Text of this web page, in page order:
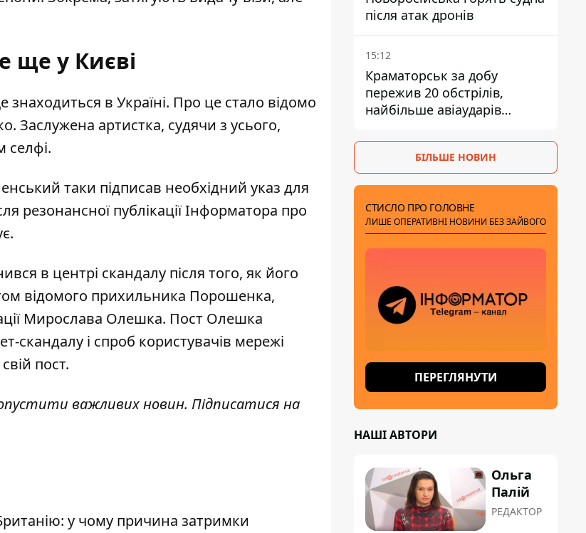
ще у Києві
знаходиться в Україні. Про це стало відомо
Заслужена артистка, судячи з усього,
селфі.
таки підписав необхідний указ для
резонансної публікації Інформатора про
.
в центрі скандалу після того, як його
відомого прихильника Порошенка,
Мирослава Олешка. Пост Олешка
скандалу і спроб користувачів мережі
пост.
важливих новин. Підписатися на
у чому причина затримки
після атак дронів
15:12
Краматорськ за добу
пережив 20 обстрілів,
найбільше авіаударів
БІЛЬШЕ НОВИН
СТИСЛО ПРО ГОЛОВНЕ
ЛИШЕ ОПЕРАТИВНІ НОВИНИ БЕЗ ЗАЙВОГО
ПЕРЕГЛЯНУТИ
НАШІ АВТОРИ
Ольга
Палій
РЕДАКТОР